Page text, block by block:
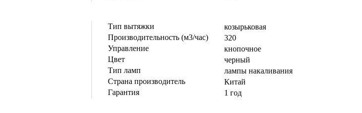
Тип вытяжки
козырьковая
Производительность (м3/час)
320
Управление
кнопочное
Цвет
черный
Тип ламп
лампы накаливания
Страна производитель
Китай
Гарантия
1 год